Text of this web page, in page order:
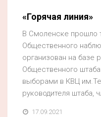
Конкурс
Люди родного края
Национальные проекты
Память
Наши юбиляры
Перепись — 2020
«Горячая линия»
В Смоленске прошло
Общественного
организован на базе
Общественного
выборами в КВЦ
руководителя штаба,
17.09.2021